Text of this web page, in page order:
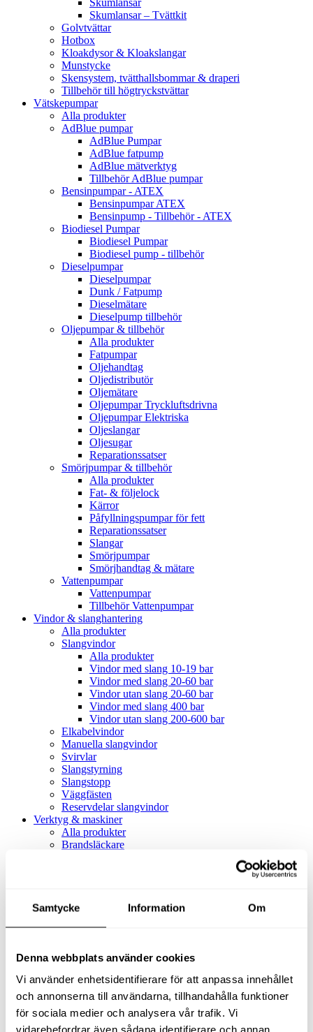
Samtycke Information Om
Denna webbplats använder cookies
Vi använder enhetsidentifierare för att anpassa innehållet
och annonserna till användarna, tillhandahålla funktioner
för sociala medier och analysera vår trafik. Vi
vidarebefordrar även sådana identifierare och annan
Skumlansar
Skumlansar – Tvättkit
Golvtvättar
Hotbox
Kloakdysor & Kloakslangar
Munstycke
Skensystem, tvätthallsbommar & draperi
Tillbehör till högtryckstvättar
Vätskepumpar
Alla produkter
AdBlue pumpar
AdBlue Pumpar
AdBlue fatpump
AdBlue mätverktyg
Tillbehör AdBlue pumpar
Bensinpumpar - ATEX
Bensinpumpar ATEX
Bensinpump - Tillbehör - ATEX
Biodiesel Pumpar
Biodiesel Pumpar
Biodiesel pump - tillbehör
Dieselpumpar
Dieselpumpar
Dunk / Fatpump
Dieselmätare
Dieselpump tillbehör
Oljepumpar & tillbehör
Alla produkter
Fatpumpar
Oljehandtag
Oljedistributör
Oljemätare
Oljepumpar Tryckluftsdrivna
Oljepumpar Elektriska
Oljeslangar
Oljesugar
Reparationssatser
Smörjpumpar & tillbehör
Alla produkter
Fat- & följelock
Kärror
Påfyllningspumpar för fett
Reparationssatser
Slangar
Smörjpumpar
Smörjhandtag & mätare
Vattenpumpar
Vattenpumpar
Tillbehör Vattenpumpar
Vindor & slanghantering
Alla produkter
Slangvindor
Alla produkter
Vindor med slang 10-19 bar
Vindor med slang 20-60 bar
Vindor utan slang 20-60 bar
Vindor med slang 400 bar
Vindor utan slang 200-600 bar
Elkabelvindor
Manuella slangvindor
Svirvlar
Slangstyrning
Slangstopp
Väggfästen
Reservdelar slangvindor
Verktyg & maskiner
Alla produkter
Brandsläckare
Alla produkter
Slangfäste
Textil- & Våtdammsugare
Tillbehör Textil- & våtdammsugare
Adaptrar
Dammsugare